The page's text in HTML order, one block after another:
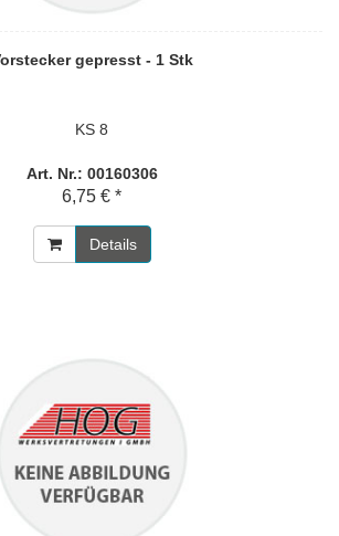
gepresst - 1 Stk
KS 8
Art. Nr.: 00160306
6,75 € *
Details